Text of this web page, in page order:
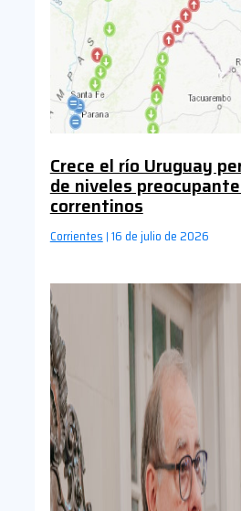
Crece el río Uruguay
de niveles
correntinos
Corrientes | 16 de julio de 2026